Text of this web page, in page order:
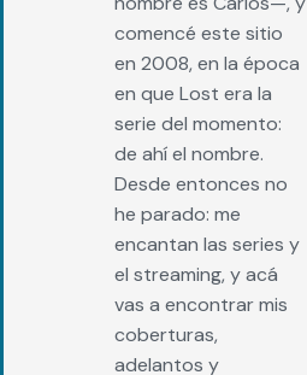
comencé este sitio
en 2008, en la época
en que Lost era la
serie del momento:
de ahí el nombre.
Desde entonces no
he parado: me
encantan las series y
el streaming, y acá
vas a encontrar mis
coberturas,
adelantos y